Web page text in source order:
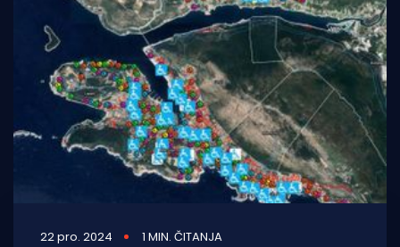
22 pro. 2024 1 MIN. ČITANJA